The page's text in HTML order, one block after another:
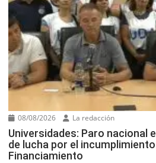
08/08/2026 La redacción
Universidades: Paro nacional
de lucha por el
Financiamiento